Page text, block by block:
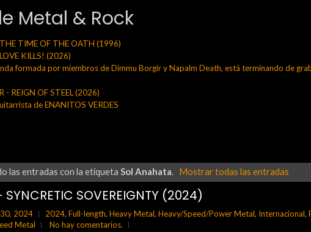
Metal & Rock
THE TIME OF THE OATH (1996)
KILLS! (2026)
formada por miembros de Dimmu Borgir y Napalm Death, está terminando de
- REIGN OF STEEL (2026)
de ENANITOS VERDES
las entradas con la etiquetaSol Anahata. Mostrar todas las entradas
SYNCRETIC SOVEREIGNTY (2024)
2024 2024, Full-length, Heavy Metal, Heavy/Speed/Power Metal, Internacional,
Metal
No hay comentarios.